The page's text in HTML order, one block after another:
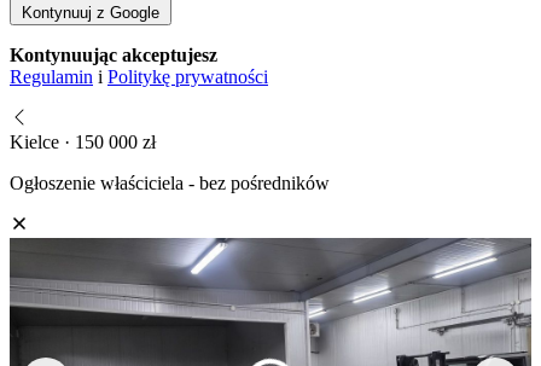
Kontynuuj z Google
Kontynuując akceptujesz
Regulamin i Politykę prywatności
Kielce · 150 000 zł
Ogłoszenie właściciela - bez pośredników